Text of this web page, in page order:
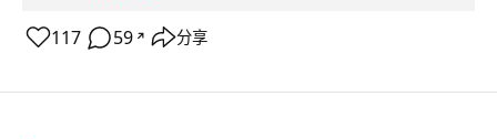
117 59 ↗ 分享